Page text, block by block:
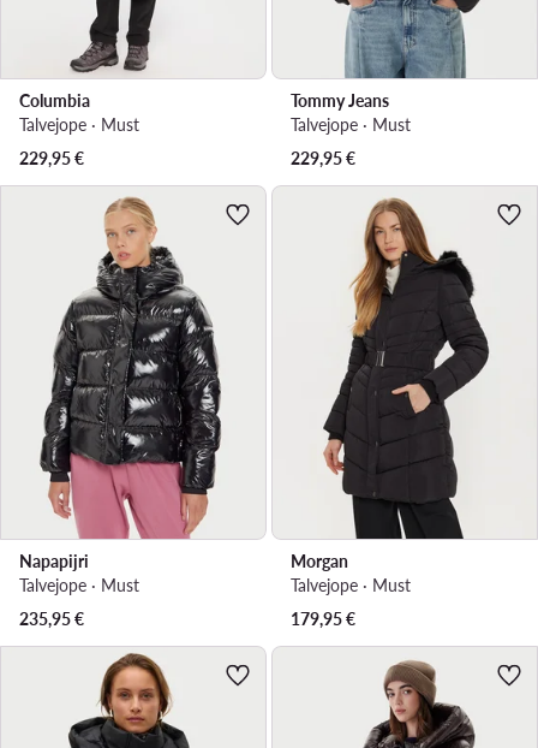
Columbia
Talvejope · Must
229,95€
Tommy Jeans
Talvejope · Must
229,95€
Napapijri
Talvejope · Must
235,95€
Morgan
Talvejope · Must
179,95€